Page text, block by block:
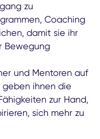
zu
Coaching
damit sie ihr
Bewegung
und Mentoren auf
ihnen die
zur Hand,
sich mehr zu